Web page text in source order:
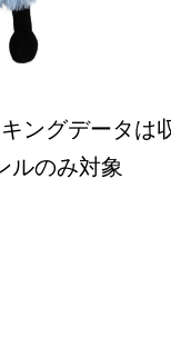
ングデータは
ルのみ対象